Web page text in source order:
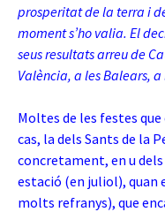
prosperitat de la terra i
moment s’ho valia. El
seus resultats arreu de
València, a les Balears,
Moltes de les festes que
cas, la dels Sants de la
concretament, en u dels
estació (en juliol), quan
molts refranys), que